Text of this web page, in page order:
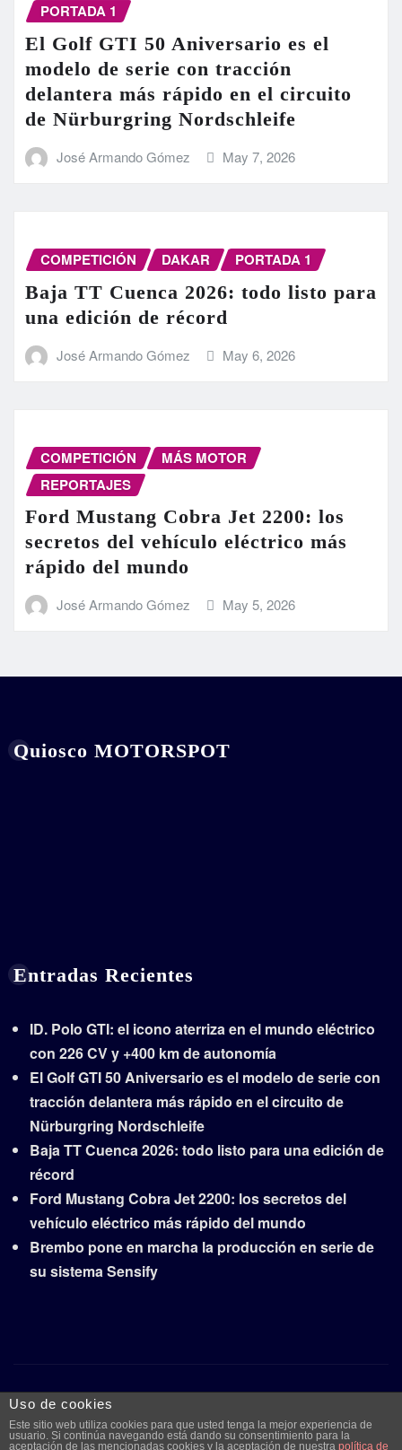
PORTADA 1
El Golf GTI 50 Aniversario es el
modelo de serie con tracción
delantera más rápido en el circuito
de Nürburgring Nordschleife
José Armando Gómez May 7, 2026
COMPETICIÓN DAKAR PORTADA 1
Baja TT Cuenca 2026: todo listo para
una edición de récord
José Armando Gómez May 6, 2026
COMPETICIÓN
MÁS MOTOR
REPORTAJES
Ford Mustang Cobra Jet 2200: los
secretos del vehículo eléctrico más
rápido del mundo
José Armando Gómez May 5, 2026
Quiosco MOTORSPOT
Entradas Recientes
ID. Polo GTI: el icono aterriza en el mundo eléctrico
con 226 CV y +400 km de autonomía
El Golf GTI 50 Aniversario es el modelo de serie con
tracción delantera más rápido en el circuito de
Nürburgring Nordschleife
Baja TT Cuenca 2026: todo listo para una edición de
récord
Ford Mustang Cobra Jet 2200: los secretos del
vehículo eléctrico más rápido del mundo
Brembo pone en marcha la producción en serie de
su sistema Sensify
Copyright © 2026 | Funciona conWordPress|Frankfurt
Newspor ThemeArile
Uso de cookies
Este sitio web utiliza cookies para que usted tenga la mejor experiencia de
usuario. Si continúa navegando está dando su consentimiento para la
aceptación de las mencionadas cookies y la aceptación de nuestra política de